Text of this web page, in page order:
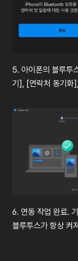
5. 아이폰의 블루투
기], [연락처 동기화
6. 연동 작업 완료.
블루투스가 항상 켜